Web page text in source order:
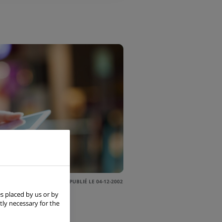
PUBLIÉ LE 04-12-2002
avec le
placed by us or by
necessary for the